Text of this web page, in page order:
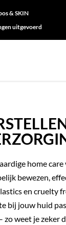
& SKIN
uitgevoerd
home
bewezen,
en cruelty
bij jouw huid
zo weet je zeker